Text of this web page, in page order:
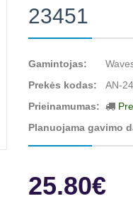
23451
Gamintojas:
Prekės kodas:
AN-
Prieinamumas:
Planuojama gavimo
25.80€